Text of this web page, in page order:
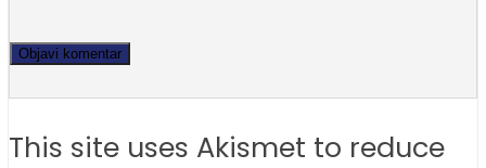
This site uses Akismet to reduce